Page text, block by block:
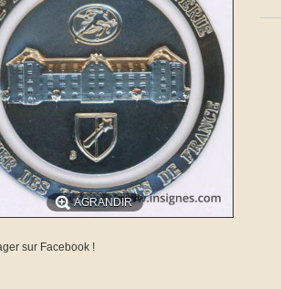
AGRANDIR
sur Facebook !